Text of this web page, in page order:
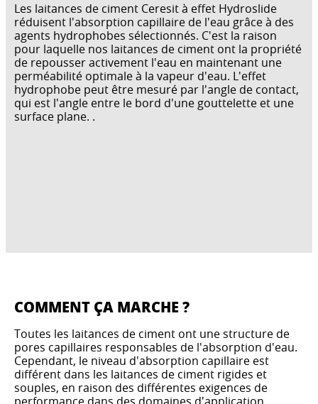
Les laitances de ciment Ceresit à effet Hydroslide
réduisent l'absorption capillaire de l'eau grâce à des
agents hydrophobes sélectionnés. C'est la raison
pour laquelle nos laitances de ciment ont la propriété
de repousser activement l'eau en maintenant une
perméabilité optimale à la vapeur d'eau. L'effet
hydrophobe peut être mesuré par l'angle de contact,
qui est l'angle entre le bord d'une gouttelette et une
surface plane. .
COMMENT ÇA MARCHE ?
Toutes les laitances de ciment ont une structure de
pores capillaires responsables de l'absorption d'eau.
Cependant, le niveau d'absorption capillaire est
différent dans les laitances de ciment rigides et
souples, en raison des différentes exigences de